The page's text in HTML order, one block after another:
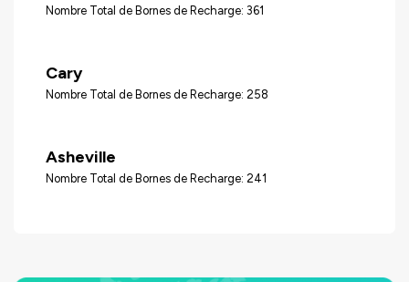
Nombre Total de Bornes de Recharge: 361
Cary
Nombre Total de Bornes de Recharge: 258
Asheville
Nombre Total de Bornes de Recharge: 241